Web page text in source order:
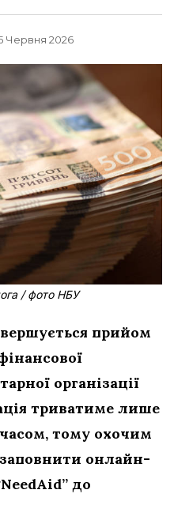
Червня 2026
/ фото НБУ
прийом
організації
триватиме лише
тому охочим
онлайн-
до